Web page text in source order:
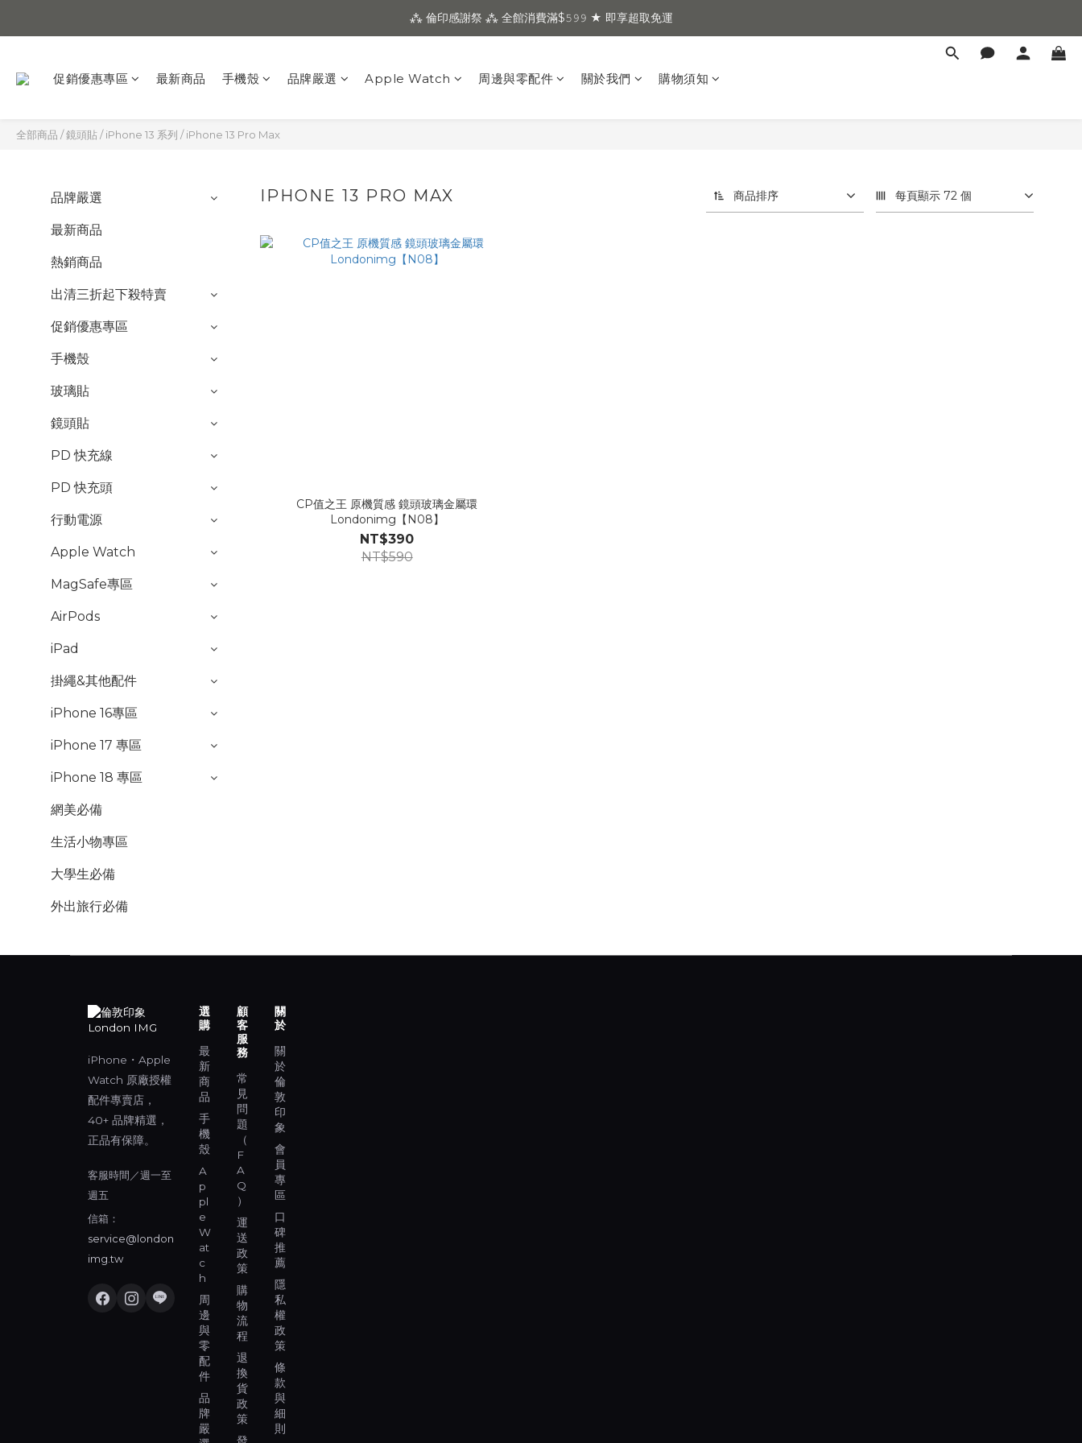
⁂ 倫印感謝祭 ⁂ 全館消費滿$𝟻𝟿𝟿 ★ 即享超取免運
促銷優惠專區 最新商品 手機殼 品牌嚴選 Apple Watch 周邊與零配件 關於我們 購物須知
全部商品 /鏡頭貼/iPhone 13 系列 /iPhone 13 Pro Max
品牌嚴選
最新商品
熱銷商品
出清三折起下殺特賣
促銷優惠專區
手機殼
玻璃貼
鏡頭貼
PD 快充線
PD 快充頭
行動電源
Apple Watch
MagSafe專區
AirPods
iPad
掛繩&其他配件
iPhone 16專區
iPhone 17 專區
iPhone 18 專區
網美必備
生活小物專區
大學生必備
外出旅行必備
IPHONE 13 PRO MAX 商品排序 每頁顯示 72 個
CP值之王 原機質感 鏡頭玻璃金屬環
Londonimg【N08】
NT$390
NT$590
iPhone・Apple
Watch 原廠授權
配件專賣店，
40+ 品牌精選，
正品有保障。
客服時間／週一至
週五
信箱：
service@london
img.tw
選
購
最
新
商
品
手
機
殼
A
p
pl
e
W
at
c
h
周
邊
與
零
配
件
品
牌
嚴
顧
客
服
務
常
見
問
題
（
F
A
Q
）
運
送
政
策
購
物
流
程
退
換
貨
政
策
關
於
關
於
倫
敦
印
象
會
員
專
區
口
碑
推
薦
隱
私
權
政
策
條
款
與
細
則